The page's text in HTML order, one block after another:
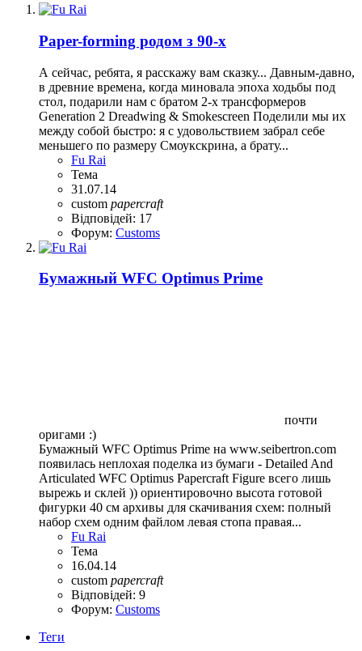
Paper-forming родом з 90-х
А сейчас, ребята, я расскажу вам сказку... Давным-давно,
в древние времена, когда миновала эпоха ходьбы под
стол, подарили нам с братом 2-х трансформеров
Generation 2 Dreadwing & Smokescreen Поделили мы их
между собой быстро: я с удовольствием забрал себе
меньшего по размеру Смоукскрина, а брату...
Fu Rai
Тема
31.07.14
custom papercraft
Відповідей: 17
Форум: Customs
Бумажный WFC Optimus Prime
почти
оригами :)
Бумажный WFC Optimus Prime на www.seibertron.com
появилась неплохая поделка из бумаги - Detailed And
Articulated WFC Optimus Papercraft Figure всего лишь
вырежь и склей )) ориентировочно высота готовой
фигурки 40 см архивы для скачивания схем: полный
набор схем одним файлом левая стопа правая...
Fu Rai
Тема
16.04.14
custom papercraft
Відповідей: 9
Форум: Customs
Теги